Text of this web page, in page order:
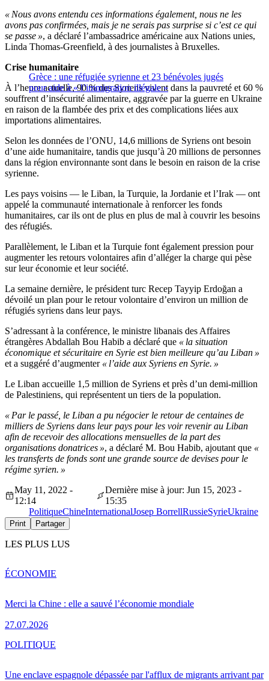
« Nous avons entendu ces informations également, nous ne les
avons pas confirmées, mais je ne serais pas surprise si c’est ce qui
se passe », a déclaré l’ambassadrice américaine aux Nations unies,
Linda Thomas-Greenfield, à des journalistes à Bruxelles.
Grèce : une réfugiée syrienne et 23 bénévoles jugés
pour aide à « l’immigration illégale »
Crise humanitaire
À l’heure actuelle, 90 % des Syriens vivent dans la pauvreté et 60 %
souffrent d’insécurité alimentaire, aggravée par la guerre en Ukraine
en raison de la flambée des prix et des complications liées aux
importations alimentaires.
Selon les données de l’ONU, 14,6 millions de Syriens ont besoin
d’une aide humanitaire, tandis que jusqu’à 20 millions de personnes
dans la région environnante sont dans le besoin en raison de la crise
syrienne.
Les pays voisins — le Liban, la Turquie, la Jordanie et l’Irak — ont
appelé la communauté internationale à renforcer les fonds
humanitaires, car ils ont de plus en plus de mal à couvrir les besoins
des réfugiés.
Parallèlement, le Liban et la Turquie font également pression pour
augmenter les retours volontaires afin d’alléger la charge qui pèse
sur leur économie et leur société.
La semaine dernière, le président turc Recep Tayyip Erdoğan a
dévoilé un plan pour le retour volontaire d’environ un million de
réfugiés syriens dans leur pays.
S’adressant à la conférence, le ministre libanais des Affaires
étrangères Abdallah Bou Habib a déclaré que « la situation
économique et sécuritaire en Syrie est bien meilleure qu’au Liban »
et a suggéré d’augmenter « l’aide aux Syriens en Syrie. »
Le Liban accueille 1,5 million de Syriens et près d’un demi-million
de Palestiniens, qui représentent un tiers de la population.
« Par le passé, le Liban a pu négocier le retour de centaines de
milliers de Syriens dans leur pays pour les voir revenir au Liban
afin de recevoir des allocations mensuelles de la part des
organisations donatrices », a déclaré M. Bou Habib, ajoutant que «
les transferts de fonds sont une grande source de devises pour le
régime syrien. »
May 11, 2022 -
12:14
Dernière mise à jour: Jun 15, 2023 -
15:35
PolitiqueChineInternationalJosep BorrellRussieSyrieUkraine
Print Partager
LES PLUS LUS
Merci la Chine : elle a sauvé l’économie mondiale
27.07.2026
ÉCONOMIE
Une enclave espagnole dépassée par l'afflux de migrants arrivant par
POLITIQUE